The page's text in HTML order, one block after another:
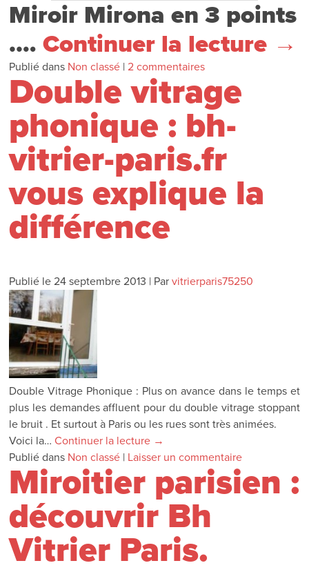
Miroir Mirona en 3 points
.…Continuer la lecture →
Publié dans Non classé |2 commentaires
Double vitrage
phonique : bh-
vitrier-paris.fr
vous explique la
différence
Publié le 24 septembre 2013 | Par vitrierparis75250
Double Vitrage Phonique : Plus on avance dans le temps et
plus les demandes affluent pour du double vitrage stoppant
le bruit . Et surtout à Paris ou les rues sont très animées.
Voici la…Continuer la lecture →
Publié dans Non classé | Laisser un commentaire
Miroitier parisien :
découvrir Bh
Vitrier Paris.